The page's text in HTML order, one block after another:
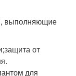
выполняющие
от
для